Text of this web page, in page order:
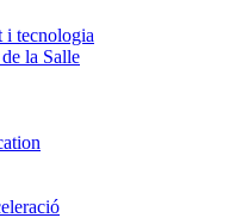
i tecnologia
la Salle